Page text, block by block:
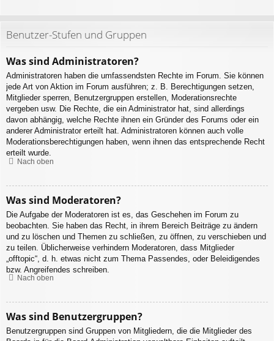
Benutzer-Stufen und Gruppen
Was sind Administratoren?
Administratoren haben die umfassendsten Rechte im Forum. Sie können
jede Art von Aktion im Forum ausführen; z. B. Berechtigungen setzen,
Mitglieder sperren, Benutzergruppen erstellen, Moderationsrechte
vergeben usw. Die Rechte, die ein Administrator hat, sind allerdings
davon abhängig, welche Rechte ihnen ein Gründer des Forums oder ein
anderer Administrator erteilt hat. Administratoren können auch volle
Moderationsberechtigungen haben, wenn ihnen das entsprechende Recht
erteilt wurde.
Nach oben
Was sind Moderatoren?
Die Aufgabe der Moderatoren ist es, das Geschehen im Forum zu
beobachten. Sie haben das Recht, in ihrem Bereich Beiträge zu ändern
und zu löschen und Themen zu schließen, zu öffnen, zu verschieben und
zu teilen. Üblicherweise verhindern Moderatoren, dass Mitglieder
„offtopic“, d. h. etwas nicht zum Thema Passendes, oder Beleidigendes
bzw. Angreifendes schreiben.
Nach oben
Was sind Benutzergruppen?
Benutzergruppen sind Gruppen von Mitgliedern, die die Mitglieder des